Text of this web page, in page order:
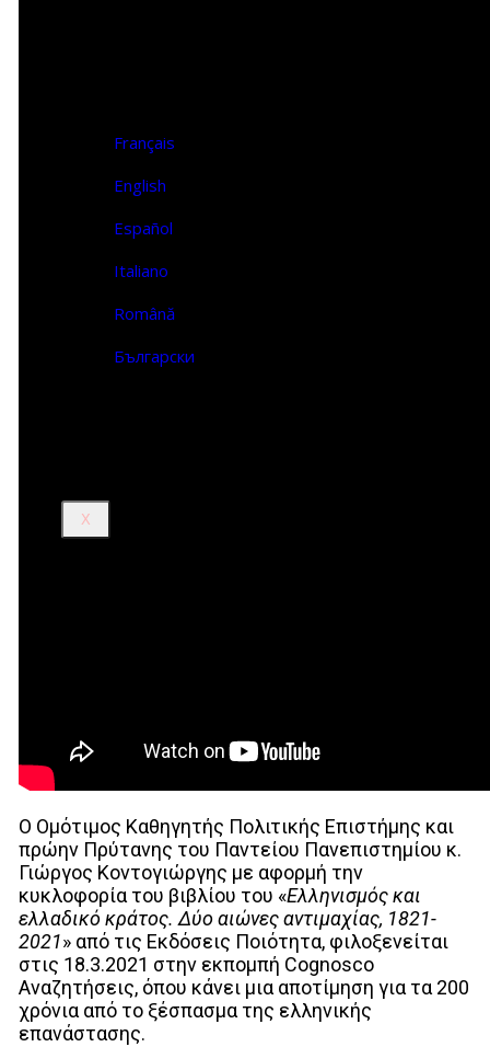
Français
English
Español
Italiano
Română
Български
X
Ο Ομότιμος Καθηγητής Πολιτικής Επιστήμης και
πρώην Πρύτανης του Παντείου Πανεπιστημίου κ.
Γιώργος Κοντογιώργης με αφορμή την
κυκλοφορία του βιβλίου του «Ελληνισμός και
ελλαδικό κράτος. Δύο αιώνες αντιμαχίας, 1821-
2021» από τις Εκδόσεις Ποιότητα, φιλοξενείται
στις 18.3.2021 στην εκπομπή Cognosco
Αναζητήσεις, όπου κάνει μια αποτίμηση για τα 200
χρόνια από το ξέσπασμα της ελληνικής
επανάστασης.